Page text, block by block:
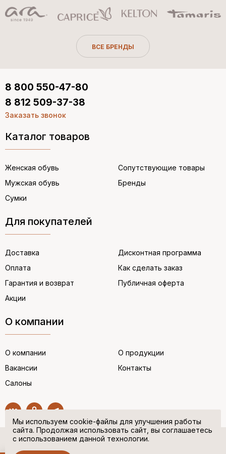
ВСЕ БРЕНДЫ
Каталог товаров
Женская обувь
Мужская обувь
Сумки
Сопутствующие товары
Бренды
Для покупателей
Доставка
Оплата
Гарантия и возврат
Акции
Дисконтная программа
Как сделать заказ
Публичная оферта
О компании
О компании
Вакансии
Салоны
О продукции
Контакты
8 800 550-47-80
8 812 509-37-38
Заказать звонок
© “НЕМЕЦКАЯ ОБУВЬ” 2017. Все права защищены.
Мы используем cookie-файлы для улучшения работы
сайта. Продолжая использовать сайт, вы соглашаетесь
с использованием данной технологии.